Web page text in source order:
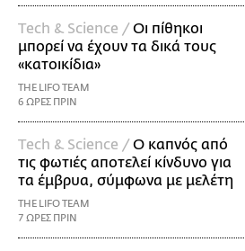
Τech & Science /Οι πίθηκοι
μπορεί να έχουν τα δικά τους
«κατοικίδια»
THE LIFO TEAM
6 ΩΡΕΣ ΠΡΙΝ
Τech & Science /Ο καπνός από
τις φωτιές αποτελεί κίνδυνο για
τα έμβρυα, σύμφωνα με μελέτη
THE LIFO TEAM
7 ΩΡΕΣ ΠΡΙΝ